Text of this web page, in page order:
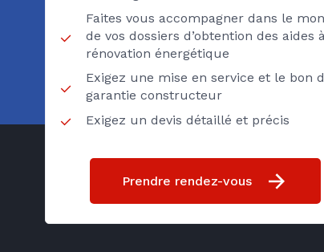
Faites vous accompagner dans le
de vos dossiers d’obtention des aides
rénovation énergétique
Exigez une mise en service et le bon
garantie constructeur
Exigez un devis détaillé et précis
Prendre rendez-vous